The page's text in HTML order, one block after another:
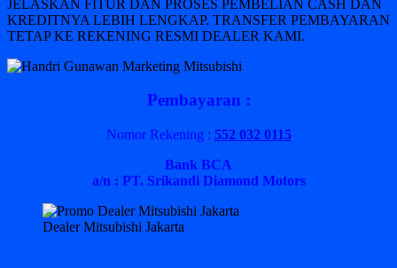
JELASKAN FITUR DAN PROSES PEMBELIAN CASH DAN
KREDITNYA LEBIH LENGKAP. TRANSFER PEMBAYARAN
TETAP KE REKENING RESMI DEALER KAMI.
Pembayaran :
Nomor Rekening : 552 032 0115
Bank BCA
a/n : PT. Srikandi Diamond Motors
Dealer Mitsubishi Jakarta